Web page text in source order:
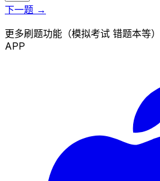
下一题 →
更多刷题功能（模拟考试 错题本等
APP